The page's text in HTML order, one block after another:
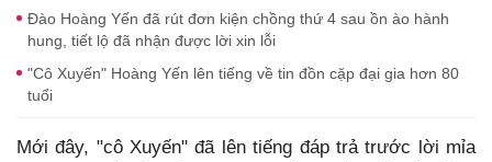
Đào Hoàng Yến đã rút đơn kiện chồng thứ 4 sau ồn ào hành
hung, tiết lộ đã nhận được lời xin lỗi
"Cô Xuyến" Hoàng Yến lên tiếng về tin đồn cặp đại gia hơn 80
tuổi
Mới đây, "cô Xuyến" đã lên tiếng đáp trả trước lời mỉa